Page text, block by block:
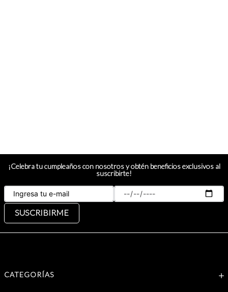
¡Celebra tu cumpleaños con nosotros y obtén beneficios exclusivos al
suscribirte!
SUSCRIBIRME
CATEGORÍAS